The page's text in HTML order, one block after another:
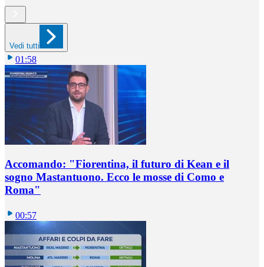
Vedi tutti
01:58
Accomando: "Fiorentina, il futuro di Kean e il
sogno Mastantuono. Ecco le mosse di Como e
Roma"
00:57